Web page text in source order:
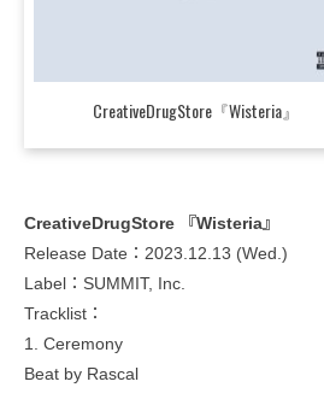
CreativeDrugStore『Wisteria』
CreativeDrugStore 『Wisteria』
Release Date：2023.12.13 (Wed.)
Label：SUMMIT, Inc.
Tracklist：
1. Ceremony
Beat by Rascal